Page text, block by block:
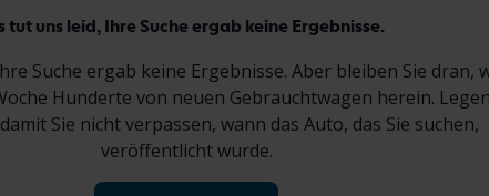
tut uns leid, Ihre Suche ergab keine Ergebnisse.
Suche ergab keine Ergebnisse. Aber bleiben Sie dran,
Hunderte von neuen Gebrauchtwagen herein.
Sie nicht verpassen, wann das Auto, das Sie suchen,
veröffentlicht wurde.